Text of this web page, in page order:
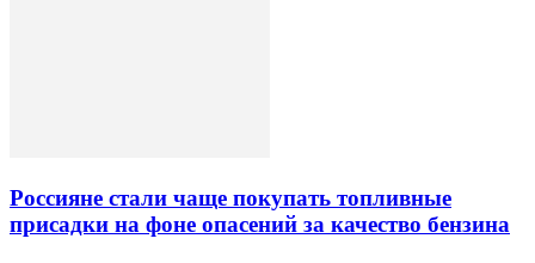
Россияне стали чаще покупать топливные
присадки на фоне опасений за качество бензина